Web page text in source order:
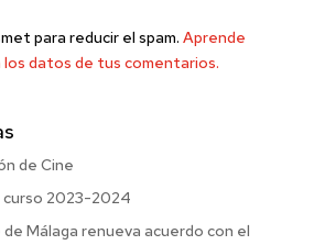
para reducir el spam. Aprende
los datos de tus comentarios.
de Cine
curso 2023-2024
de Málaga renueva acuerdo con el